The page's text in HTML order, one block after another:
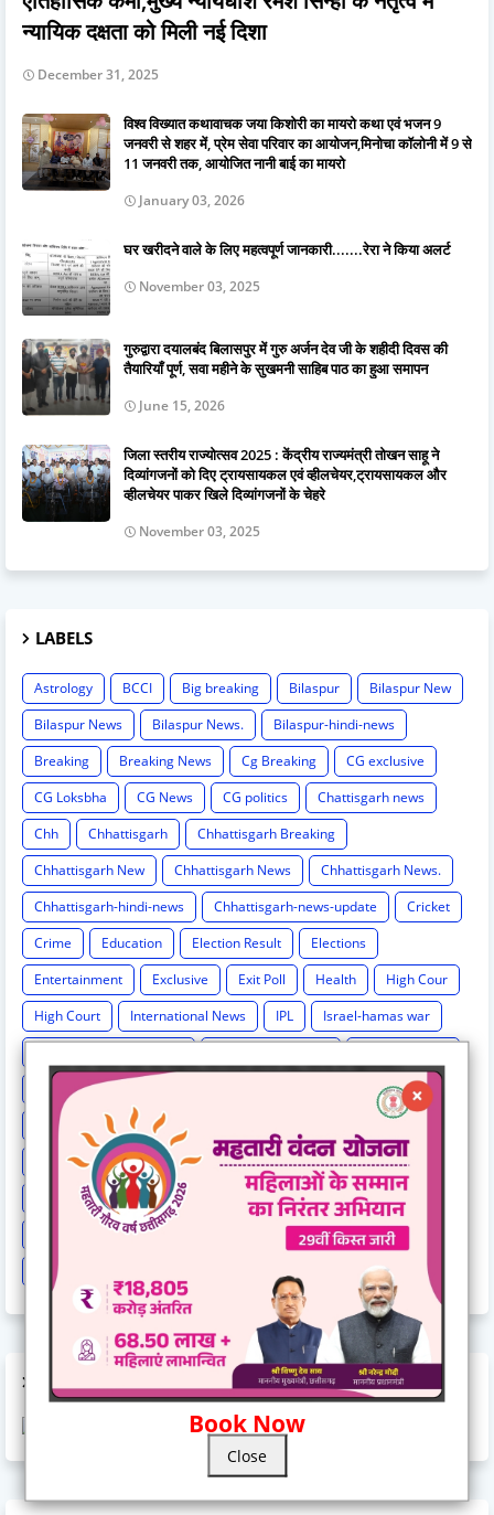
Book Now
Close
न्यायिक दक्षता को मिली नई दिशा
December 31, 2025
विश्व विख्यात कथावाचक जया किशोरी का मायरो कथा एवं भजन 9
जनवरी से शहर में, प्रेम सेवा परिवार का आयोजन,मिनोचा कॉलोनी में 9 से
11 जनवरी तक, आयोजित नानी बाई का मायरो
January 03, 2026
घर खरीदने वाले के लिए महत्वपूर्ण जानकारी.......रेरा ने किया अलर्ट
November 03, 2025
गुरुद्वारा दयालबंद बिलासपुर में गुरु अर्जन देव जी के शहीदी दिवस की
तैयारियाँ पूर्ण, सवा महीने के सुखमनी साहिब पाठ का हुआ समापन
June 15, 2026
जिला स्तरीय राज्योत्सव 2025 : केंद्रीय राज्यमंत्री तोखन साहू ने
दिव्यांगजनों को दिए ट्रायसायकल एवं व्हीलचेयर,ट्रायसायकल और
व्हीलचेयर पाकर खिले दिव्यांगजनों के चेहरे
November 03, 2025
LABELS
Astrology BCCI Big breaking Bilaspur
Bilaspur New
Bilaspur News
Bilaspur News.
Bilaspur-hindi-news
Breaking
Breaking News Cg Breaking
CG exclusive
CG Loksbha
CG News CG politics
Chattisgarh news
Chh
Chhattisgarh
Chhattisgarh Breaking
Chhattisgarh New
Chhattisgarh News
Chhattisgarh News.
Chhattisgarh-hindi-news
Chhattisgarh-news-update
Cricket
Crime
Education Election Result
Elections
Entertainment
Exclusive Exit Poll Health
High Cour
High Court
International News IPL
Israel-hamas war
New India Special Story
News Hunt Exclusive
News India Special
News Times Exclusive
Politics
Rahul Gandhi Railway News
Rajasthan
Religion And Spirituality
Share Market
Social Event
sonia Gandhi
Sports Supreme Court
Technology
Train Cancel